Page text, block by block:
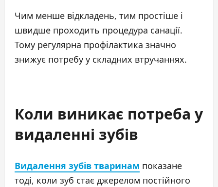
Чим менше відкладень, тим простіше і
швидше проходить процедура санації.
Тому регулярна профілактика значно
знижує потребу у складних втручаннях.
Коли виникає потреба у
видаленні зубів
Видалення зубів тваринам показане
тоді, коли зуб стає джерелом постійного